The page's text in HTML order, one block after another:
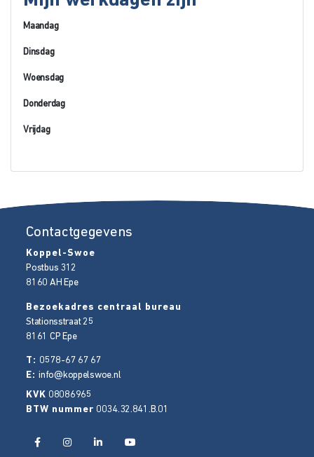
Maandag
Dinsdag
Woensdag
Donderdag
Vrijdag
Contactgegevens
Koppel-Swoe
Postbus 312
8160 AH Epe
Bezoekadres centraal bureau
Stationsstraat 25
8161 CP Epe
T: 0578-67 67 67
E:info@koppelswoe.nl
KVK 08086965
BTW nummer 0034.32.841.B.01